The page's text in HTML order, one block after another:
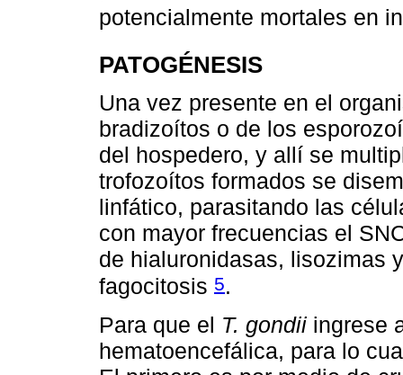
potencialmente mortales en
PATOGÉNESIS
Una vez presente en el
bradizoítos o de los
del hospedero, y allí se
trofozoítos formados se
linfático, parasitando las
con mayor frecuencias el
de hialuronidasas, lisozimas
fagocitosis 5.
Para que el T. gondii ingrese
hematoencefálica, para lo